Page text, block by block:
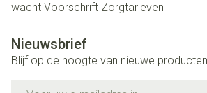
wacht Voorschrift Zorgtarieven
Nieuwsbrief
Blijf op de hoogte van nieuwe